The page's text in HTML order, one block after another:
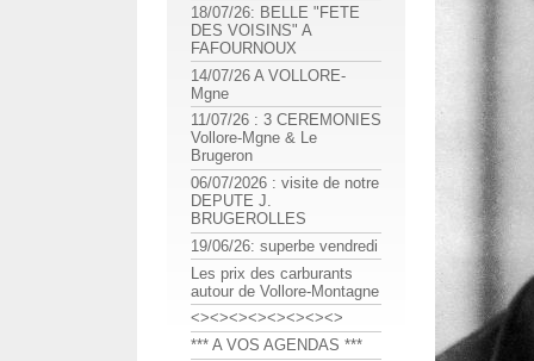
18/07/26: BELLE "FETE
DES VOISINS" A
FAFOURNOUX
14/07/26 A VOLLORE-
Mgne
11/07/26 : 3 CEREMONIES
Vollore-Mgne & Le
Brugeron
06/07/2026 : visite de notre
DEPUTE J.
BRUGEROLLES
19/06/26: superbe vendredi
Les prix des carburants
autour de Vollore-Montagne
<><><><><><><><>
*** A VOS AGENDAS ***